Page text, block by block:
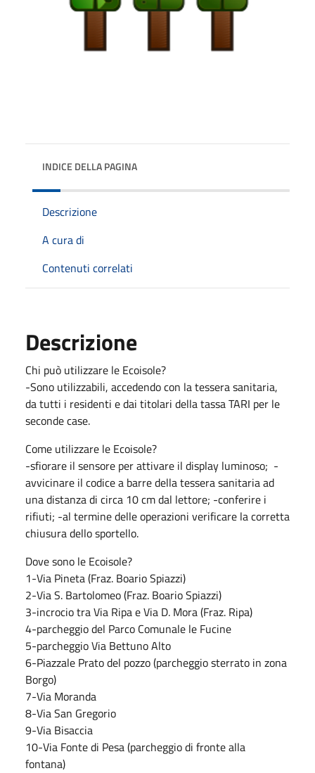
INDICE DELLA PAGINA
Descrizione
A cura di
Contenuti correlati
Descrizione
Chi può utilizzare le Ecoisole?
-Sono utilizzabili, accedendo con la tessera sanitaria,
da tutti i residenti e dai titolari della tassa TARI per le
seconde case.
Come utilizzare le Ecoisole?
-sfiorare il sensore per attivare il display luminoso; -
avvicinare il codice a barre della tessera sanitaria ad
una distanza di circa 10 cm dal lettore; -conferire i
rifiuti; -al termine delle operazioni verificare la corretta
chiusura dello sportello.
Dove sono le Ecoisole?
1-Via Pineta (Fraz. Boario Spiazzi)
2-Via S. Bartolomeo (Fraz. Boario Spiazzi)
3-incrocio tra Via Ripa e Via D. Mora (Fraz. Ripa)
4-parcheggio del Parco Comunale le Fucine
5-parcheggio Via Bettuno Alto
6-Piazzale Prato del pozzo (parcheggio sterrato in zona
Borgo)
7-Via Moranda
8-Via San Gregorio
9-Via Bisaccia
10-Via Fonte di Pesa (parcheggio di fronte alla
fontana)